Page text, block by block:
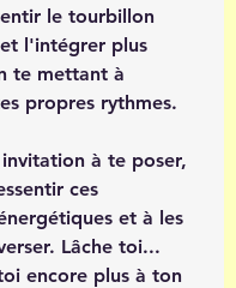
le tourbillon
l'intégrer plus
te mettant à
propres rythmes.
à te poser,
ces
et à les
Lâche toi...
encore plus à ton